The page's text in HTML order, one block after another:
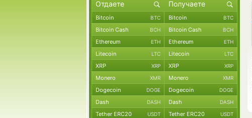
Bitcoin BTC Bitcoin BTC
Bitcoin Cash BCH Bitcoin Cash BCH
Ethereum ETH Ethereum ETH
Litecoin LTC Litecoin LTC
XRP XRP XRP XRP
Monero XMR Monero XMR
Dogecoin DOGE Dogecoin DOGE
Dash DASH Dash DASH
Tether ERC20 USDT Tether ERC20 USDT